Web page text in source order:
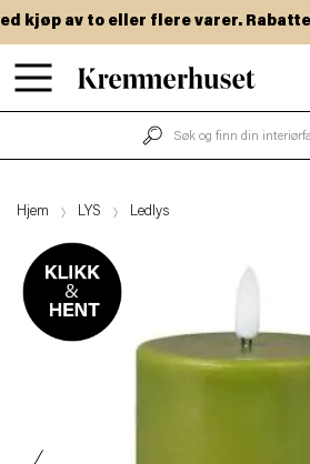
Hopp
til
kjøp av to eller flere varer.
Hjem LYS Ledlys